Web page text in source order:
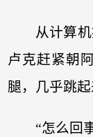
从计算
卢克赶紧朝
腿，几乎跳起
“怎么回